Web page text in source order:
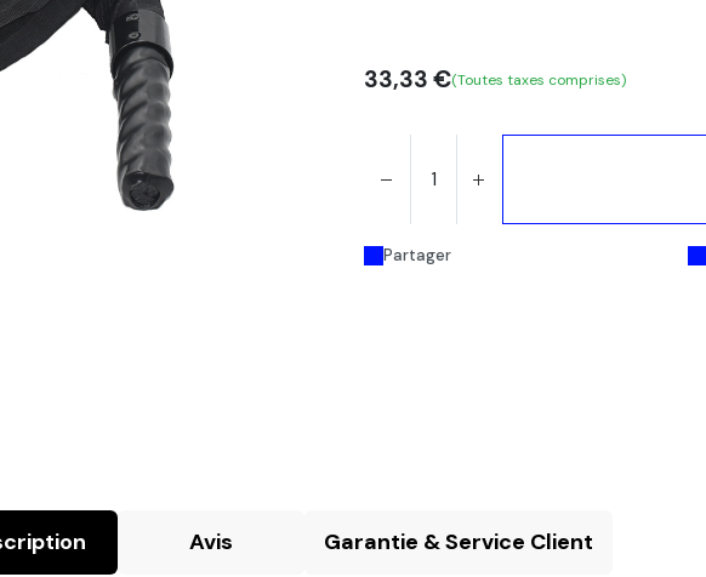
Partager
33,33 €(Toutes taxes comprises)
Avis Garantie & Service Client